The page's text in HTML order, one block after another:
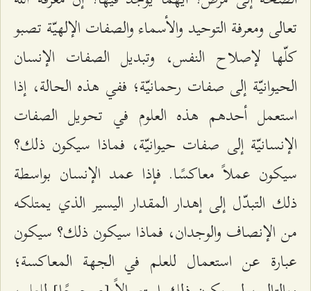
تعالى ومعرفة التوحيد والأسماء والصفات الإلهيّة تصبو
كلّها لإصلاح النفس، وتبديل الصفات الإنسان
الحيوانيّة إلى صفات رحمانيّة؛ ففي هذه الحالة، إذا
استعمل أحدهم هذه العلوم في تحويل الصفات
الإنسانيّة إلى صفات حيوانيّة، فماذا سيكون ذلك؟
سيكون عملاً معاكسًا. فإذا عمد الإنسان بواسطة
ذلك التبدّل إلى إهدار المقدار اليسير الذي يمتلكه
من الإنصاف والوجدان، فماذا سيكون ذلك؟ سيكون
عبارة عن استعمال للعلم في الجهة المعاكسة؛